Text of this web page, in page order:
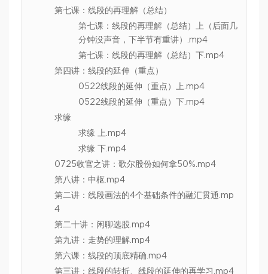
第七课：线段的再理解（总结）
第七课：线段的再理解（总结）上（后面几
分钟没声音，下半节有重讲）.mp4
第七课：线段的再理解（总结）下.mp4
第四讲：线段的延伸（重点）
0522线段的延伸（重点）上.mp4
0522线段的延伸（重点）下.mp4
求缘
求缘 上.mp4
求缘 下.mp4
0725收官之讲：歌尔股份如何拿50%.mp4
第八讲：中枢.mp4
第二讲：线段画法的4个基础条件的融汇贯通.mp
4
第二十讲：闲聊选股.mp4
第九讲：走势的理解.mp4
第六课：线段的顶底精确.mp4
第三讲：线段的转折、线段的延伸的再学习.mp4